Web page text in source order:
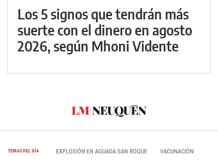
Los 5 signos que tendrán más
suerte con el dinero en agosto
2026, según Mhoni Vidente
TEMAS DEL DÍA EXPLOSIÓN EN AGUADA SAN ROQUE VACUNACIÓN